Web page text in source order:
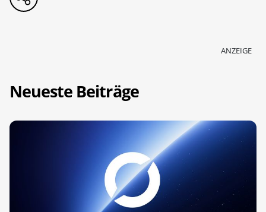
ANZEIGE
Neueste Beiträge